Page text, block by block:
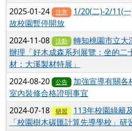
2025-01-24
注意
1/20(二)-2/11(
故校園暫停開放
2024-11-08 活動
轉知桃園市立大
辦理「好木成森系列展覽：坐的二
材：大溪製材特展」
2024-08-20 公告
加強宣導有關各
室內裝修合格證明事宜
2024-07-18 研習
113年校園綠籬
「校園樹木碳匯計算先導學校」研